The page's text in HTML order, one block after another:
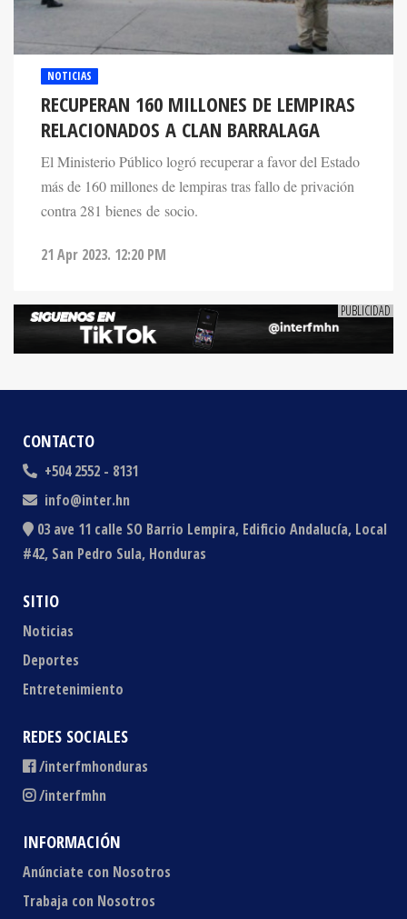
NOTICIAS
RECUPERAN 160 MILLONES DE LEMPIRAS
RELACIONADOS A CLAN BARRALAGA
El Ministerio Público logró recuperar a favor del Estado
más de 160 millones de lempiras tras fallo de privación
contra 281 bienes de socio.
CONTACTO
+504 2552 - 8131
info@inter.hn
03 ave 11 calle SO Barrio Lempira, Edificio Andalucía, Local
#42, San Pedro Sula, Honduras
SITIO
Noticias
Deportes
Entretenimiento
REDES SOCIALES
/interfmhonduras
/interfmhn
INFORMACIÓN
Anúnciate con Nosotros
Trabaja con Nosotros